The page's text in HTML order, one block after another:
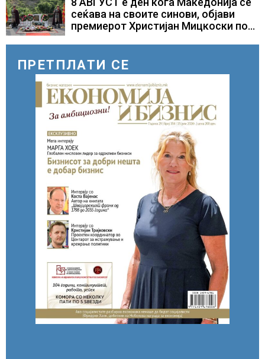
потребни
сеќава на своите синови, објави
премиерот Христијан Мицкоски по
прилепски бранители
ПРЕТПЛАТИ СЕ